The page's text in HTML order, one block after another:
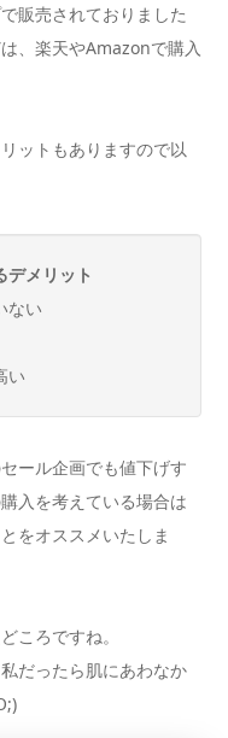
販売されておりました
、楽天やAmazonで購入
ットもありますので以
デメリット
ない
い
ール企画でも値下げす
入を考えている場合は
をオススメいたしま
ころですね。
だったら肌にあわなか